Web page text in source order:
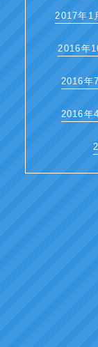
2017年1
2016年
2016年
2016年